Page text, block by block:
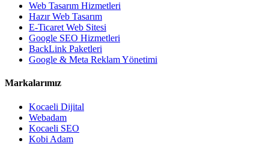
Web Tasarım Hizmetleri
Hazır Web Tasarım
E-Ticaret Web Sitesi
Google SEO Hizmetleri
BackLink Paketleri
Google & Meta Reklam Yönetimi
Markalarımız
Kocaeli Dijital
Webadam
Kocaeli SEO
Kobi Adam